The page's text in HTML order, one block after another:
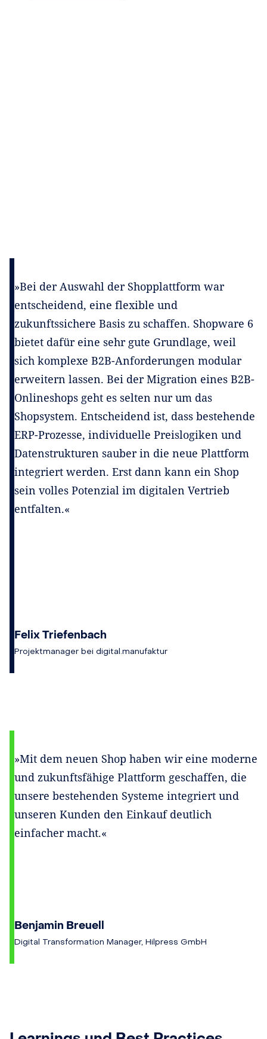
»Bei der Auswahl der Shopplattform war
entscheidend, eine flexible und
zukunftssichere Basis zu schaffen. Shopware 6
bietet dafür eine sehr gute Grundlage, weil
sich komplexe B2B-Anforderungen modular
erweitern lassen. Bei der Migration eines B2B-
Onlineshops geht es selten nur um das
Shopsystem. Entscheidend ist, dass bestehende
ERP-Prozesse, individuelle Preislogiken und
Datenstrukturen sauber in die neue Plattform
integriert werden. Erst dann kann ein Shop
sein volles Potenzial im digitalen Vertrieb
entfalten.«
Felix Triefenbach
Projektmanager bei digital.manufaktur
»Mit dem neuen Shop haben wir eine moderne
und zukunftsfähige Plattform geschaffen, die
unsere bestehenden Systeme integriert und
unseren Kunden den Einkauf deutlich
einfacher macht.«
Benjamin Breuell
Digital Transformation Manager, Hilpress GmbH